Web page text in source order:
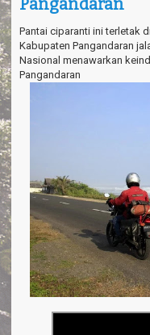
Pangandaran
Pantai ciparanti ini terletak
Kabupaten Pangandaran
Nasional menawarkan
Pangandaran